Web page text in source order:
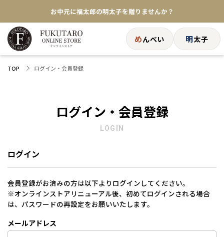
お中元に福太郎の明太子を贈りませんか？
★めんべい25周年記念商品が登場★
【色々な味を試したい方へ】ポストイン！めんべい
めんべい 明太子
TOP ログイン・会員登録
ログイン・会員登録
LOGIN
ログイン
会員登録がお済みの方は以下よりログインしてください。
※オンラインストアリニューアル後、初めてログインされる場合
は、パスワードの再設定をお願いいたします。
メールアドレス